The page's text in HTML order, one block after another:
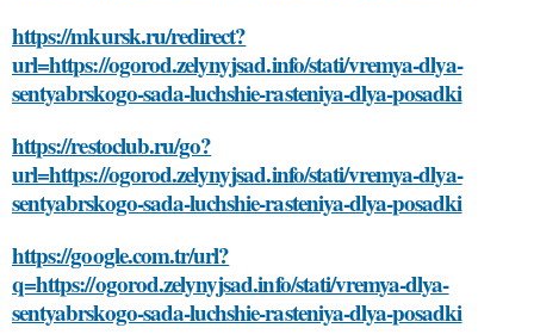
https://mkursk.ru/redirect?
url=https://ogorod.zelynyjsad.info/stati/vremya-dlya-
sentyabrskogo-sada-luchshie-rasteniya-dlya-posadki
https://restoclub.ru/go?
url=https://ogorod.zelynyjsad.info/stati/vremya-dlya-
sentyabrskogo-sada-luchshie-rasteniya-dlya-posadki
https://google.com.tr/url?
q=https://ogorod.zelynyjsad.info/stati/vremya-dlya-
sentyabrskogo-sada-luchshie-rasteniya-dlya-posadki